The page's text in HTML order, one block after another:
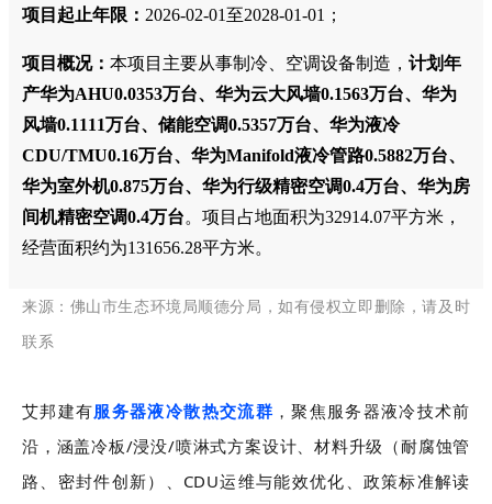
项目起止年限： 2026-02-01至2028-01-01；
项目概况： 本项目主要从事制冷、空调设备制造， 计划年
产华为AHU0.0353万台、华为云大风墙0.1563万台、华为
风墙0.1111万台、储能空调0.5357万台、华为液冷
CDU/TMU0.16万台、华为Manifold液冷管路0.5882万台、
华为室外机0.875万台、华为行级精密空调0.4万台、华为房
间机精密空调0.4万台。 项目占地面积为32914.07平方米，
经营面积约为131656.28平方米。
来源： 佛山市生态环境局顺德分局 ，如有侵权立 即删除，请及时
联系
艾邦建有服务器液冷散热交流群 ，聚焦服务器液冷技术前
沿，涵盖冷板/浸没/喷淋式方案设计、材料升级（耐腐蚀管
路、密封件创新）、CDU运维与能效优化、政策标准解读